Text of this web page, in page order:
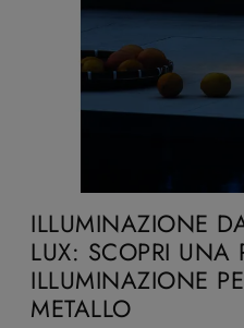
ILLUMINAZIONE
LUX: SCOPRI
ILLUMINAZIONE
METALLO